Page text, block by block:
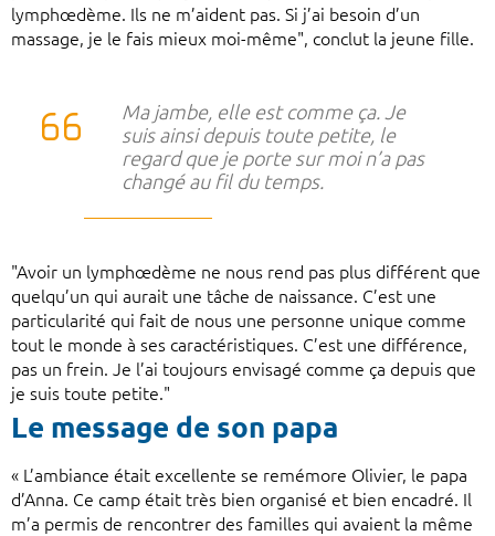
lymphœdème. Ils ne m’aident pas. Si j’ai besoin d’un
massage, je le fais mieux moi-même", conclut la jeune fille.
Ma jambe, elle est comme ça. Je
suis ainsi depuis toute petite, le
regard que je porte sur moi n’a pas
changé au fil du temps.
"Avoir un lymphœdème ne nous rend pas plus différent que
quelqu’un qui aurait une tâche de naissance. C’est une
particularité qui fait de nous une personne unique comme
tout le monde à ses caractéristiques. C’est une différence,
pas un frein. Je l’ai toujours envisagé comme ça depuis que
je suis toute petite."
Le message de son papa
« L’ambiance était excellente se remémore Olivier, le papa
d’Anna. Ce camp était très bien organisé et bien encadré. Il
m’a permis de rencontrer des familles qui avaient la même